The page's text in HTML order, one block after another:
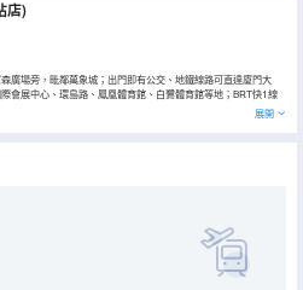
店)
廣場旁，毗鄰萬象城；出門即有公交、地鐵線路可直達廈門大
會展中心、環島路、鳳凰體育館、白鷺體育館等地；BRT快1線
與地鐵3號線出口緊鄰，出行便利。酒店周邊彙集萬象城、羅賓
、住、休閒場所。既可步行至金榜山公園登高望遠，亦可步行夜
有更多適合自己需求的選擇；前台提供一次性刮鬍刀、浴帽、茶
展開